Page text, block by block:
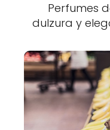
Perfumes
dulzura y